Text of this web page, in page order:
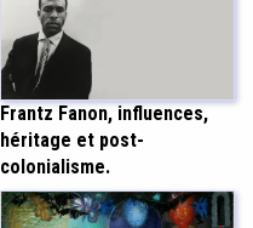
Frantz Fanon, influences,
héritage et post-
colonialisme.